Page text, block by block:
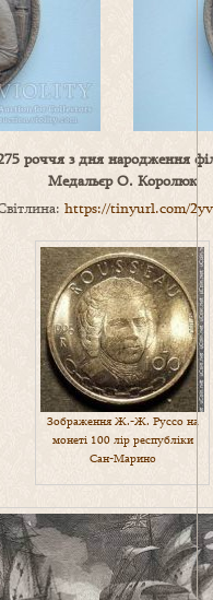
275 роччя з дня народження
Медальєр О. Королюк
https://tinyurl.com/
Зображення Ж.-Ж. Руссо на
монеті 100 лір республіки
Сан-Марино